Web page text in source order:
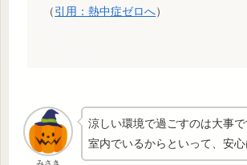
（ 引用：熱中症ゼロへ）
みさき
涼しい環境で過ごすのは大事で
室内でいるからといって、安心